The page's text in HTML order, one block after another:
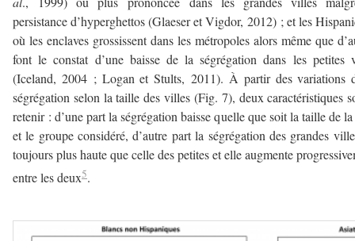
persistance d’hyperghettos (Glaeser et Vigdor, 2012) ; et les
où les enclaves grossissent dans les métropoles alors même que
font le constat d’une baisse de la ségrégation dans les petites
(Iceland, 2004 ; Logan et Stults, 2011). À partir des variations
ségrégation selon la taille des villes (Fig. 7), deux caractéristiques
retenir : d’une part la ségrégation baisse quelle que soit la taille de
et le groupe considéré, d’autre part la ségrégation des grandes
toujours plus haute que celle des petites et elle augmente
entre les deux5.